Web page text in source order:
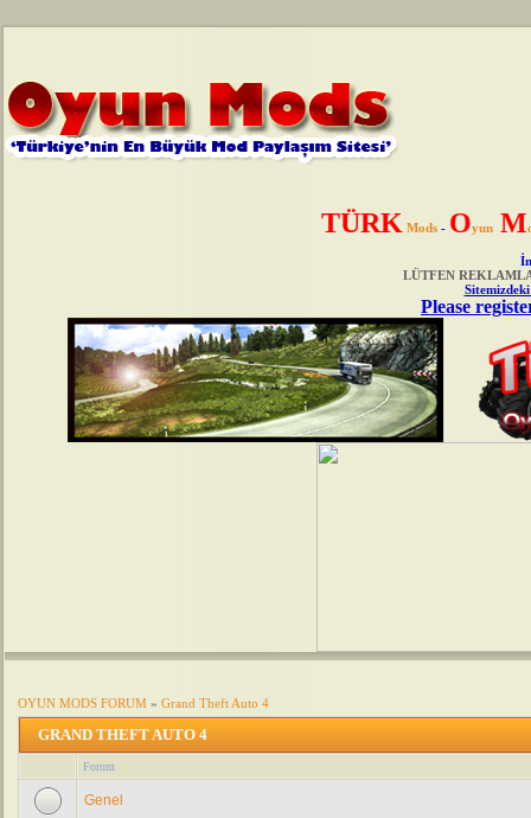
TÜRK Mods - Oyun M
LÜTFEN
Please
OYUN MODS FORUM » Grand Theft Auto 4
GRAND THEFT AUTO 4
Forum
Genel